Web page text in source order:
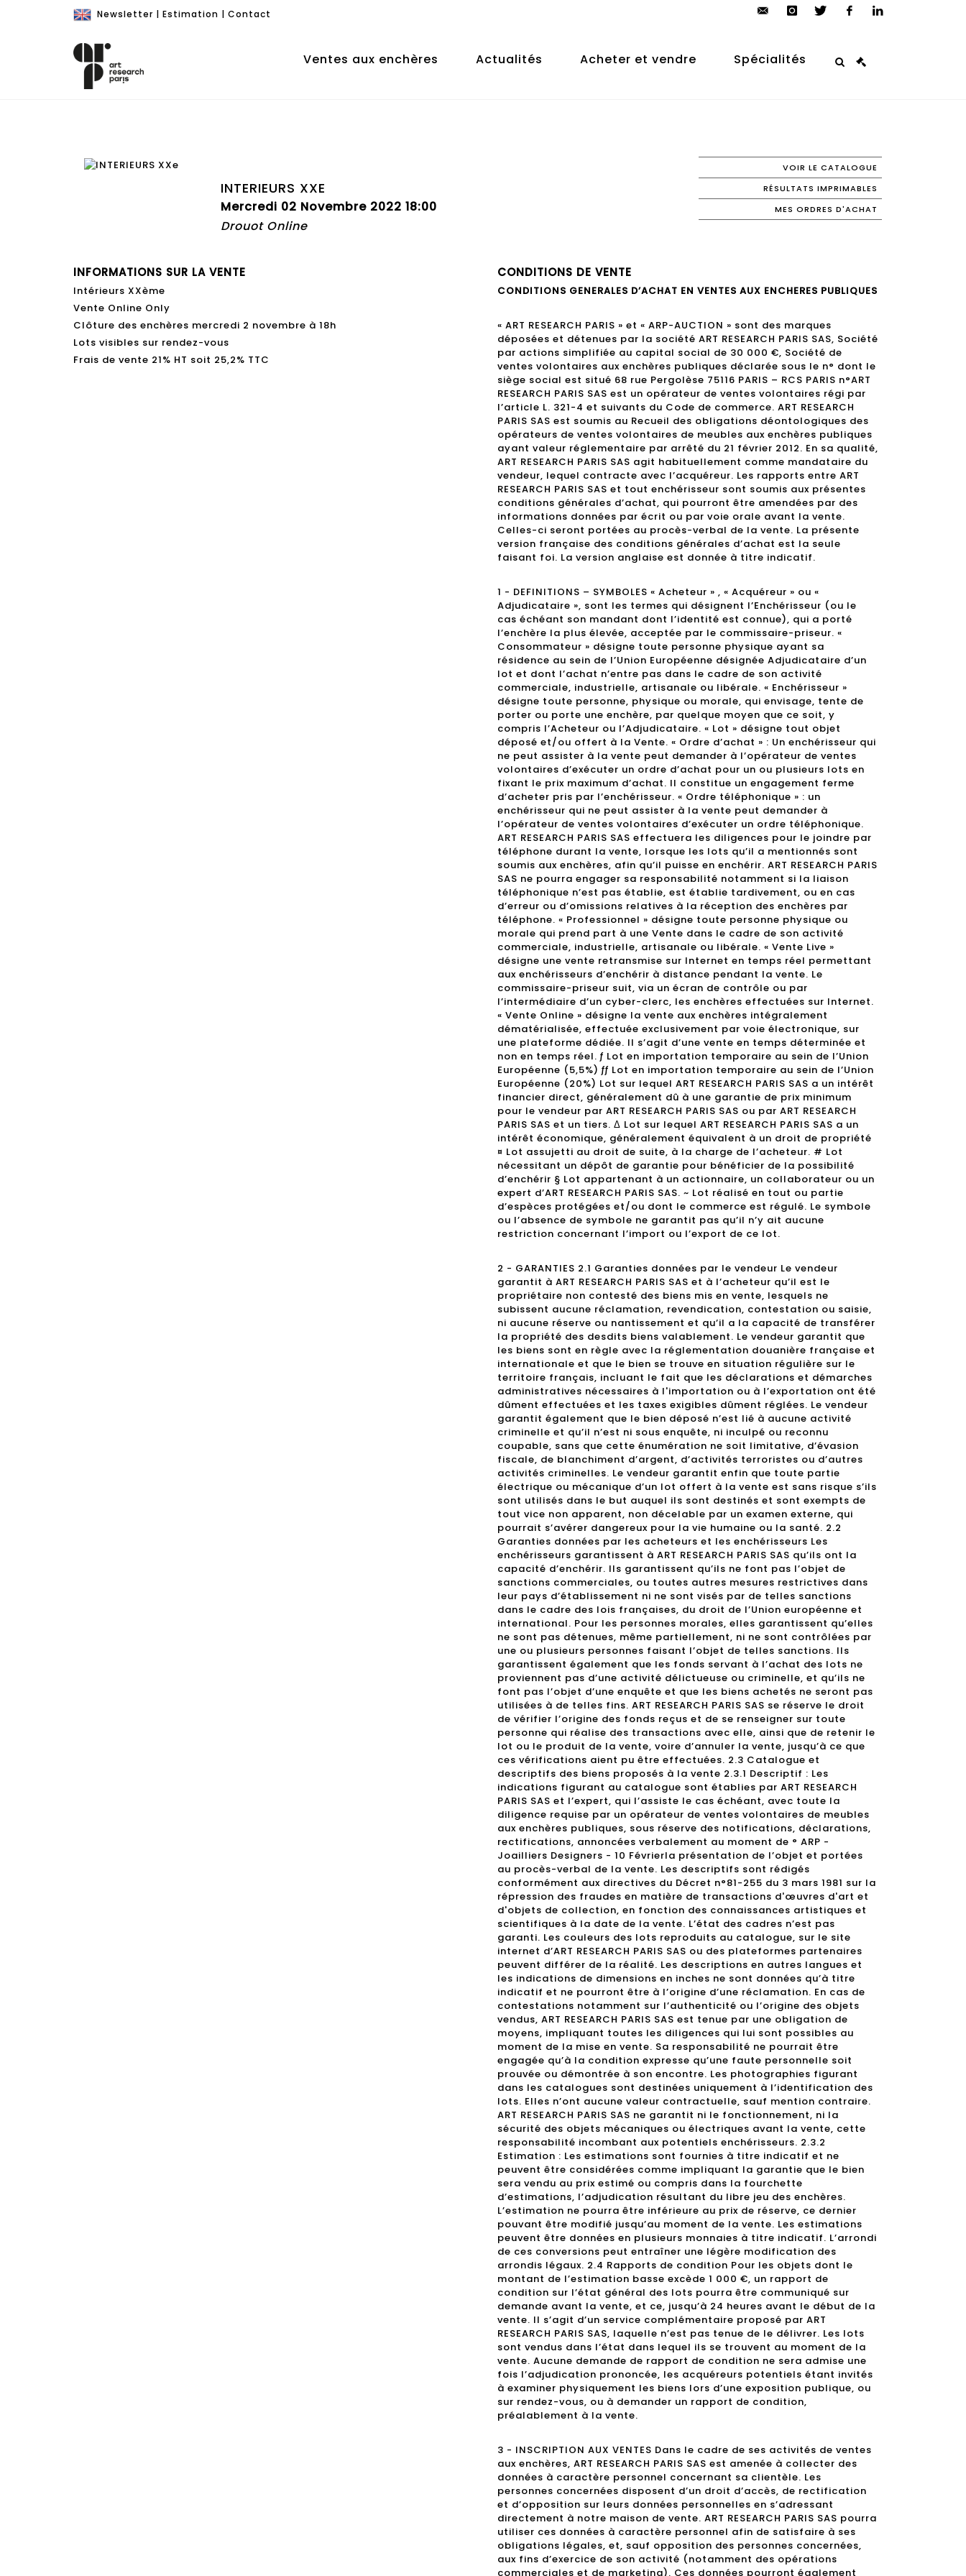
Newsletter | Estimation | Contact
auction.com
Ventes aux enchères Actualités Acheter et vendre Spécialités
INTERIEURS XXE
Mercredi 02 Novembre 2022 18:00
Drouot Online
VOIR LE CATALOGUE
RÉSULTATS IMPRIMABLES
MES ORDRES D'ACHAT
INFORMATIONS SUR LA VENTE
Intérieurs XXème
Vente Online Only
Clôture des enchères mercredi 2 novembre à 18h
Lots visibles sur rendez-vous
Frais de vente 21% HT soit 25,2% TTC
CONDITIONS DE VENTE
CONDITIONS GENERALES D’ACHAT EN VENTES AUX ENCHERES PUBLIQUES
« ART RESEARCH PARIS » et « ARP-AUCTION » sont des marques
déposées et détenues par la société ART RESEARCH PARIS SAS, Société
par actions simplifiée au capital social de 30 000 €, Société de
ventes volontaires aux enchères publiques déclarée sous le n° dont le
siège social est situé 68 rue Pergolèse 75116 PARIS – RCS PARIS n°ART
RESEARCH PARIS SAS est un opérateur de ventes volontaires régi par
l’article L. 321-4 et suivants du Code de commerce. ART RESEARCH
PARIS SAS est soumis au Recueil des obligations déontologiques des
opérateurs de ventes volontaires de meubles aux enchères publiques
ayant valeur réglementaire par arrêté du 21 février 2012. En sa qualité,
ART RESEARCH PARIS SAS agit habituellement comme mandataire du
vendeur, lequel contracte avec l’acquéreur. Les rapports entre ART
RESEARCH PARIS SAS et tout enchérisseur sont soumis aux présentes
conditions générales d’achat, qui pourront être amendées par des
informations données par écrit ou par voie orale avant la vente.
Celles-ci seront portées au procès-verbal de la vente. La présente
version française des conditions générales d’achat est la seule
faisant foi. La version anglaise est donnée à titre indicatif.
1 - DEFINITIONS – SYMBOLES « Acheteur » , « Acquéreur » ou «
Adjudicataire », sont les termes qui désignent l’Enchérisseur (ou le
cas échéant son mandant dont l’identité est connue), qui a porté
l’enchère la plus élevée, acceptée par le commissaire-priseur. «
Consommateur » désigne toute personne physique ayant sa
résidence au sein de l’Union Européenne désignée Adjudicataire d’un
lot et dont l’achat n’entre pas dans le cadre de son activité
commerciale, industrielle, artisanale ou libérale. « Enchérisseur »
désigne toute personne, physique ou morale, qui envisage, tente de
porter ou porte une enchère, par quelque moyen que ce soit, y
compris l’Acheteur ou l’Adjudicataire. « Lot » désigne tout objet
déposé et/ou offert à la Vente. « Ordre d’achat » : Un enchérisseur qui
ne peut assister à la vente peut demander à l’opérateur de ventes
volontaires d’exécuter un ordre d’achat pour un ou plusieurs lots en
fixant le prix maximum d’achat. Il constitue un engagement ferme
d’acheter pris par l’enchérisseur. « Ordre téléphonique » : un
enchérisseur qui ne peut assister à la vente peut demander à
l’opérateur de ventes volontaires d’exécuter un ordre téléphonique.
ART RESEARCH PARIS SAS effectuera les diligences pour le joindre par
téléphone durant la vente, lorsque les lots qu’il a mentionnés sont
soumis aux enchères, afin qu’il puisse en enchérir. ART RESEARCH PARIS
SAS ne pourra engager sa responsabilité notamment si la liaison
téléphonique n’est pas établie, est établie tardivement, ou en cas
d’erreur ou d’omissions relatives à la réception des enchères par
téléphone. « Professionnel » désigne toute personne physique ou
morale qui prend part à une Vente dans le cadre de son activité
commerciale, industrielle, artisanale ou libérale. « Vente Live »
désigne une vente retransmise sur Internet en temps réel permettant
aux enchérisseurs d’enchérir à distance pendant la vente. Le
commissaire-priseur suit, via un écran de contrôle ou par
l’intermédiaire d’un cyber-clerc, les enchères effectuées sur Internet.
« Vente Online » désigne la vente aux enchères intégralement
dématérialisée, effectuée exclusivement par voie électronique, sur
une plateforme dédiée. Il s’agit d’une vente en temps déterminée et
non en temps réel. ƒ Lot en importation temporaire au sein de l’Union
Européenne (5,5%) ƒƒ Lot en importation temporaire au sein de l’Union
Européenne (20%) Lot sur lequel ART RESEARCH PARIS SAS a un intérêt
financier direct, généralement dû à une garantie de prix minimum
pour le vendeur par ART RESEARCH PARIS SAS ou par ART RESEARCH
PARIS SAS et un tiers. Δ Lot sur lequel ART RESEARCH PARIS SAS a un
intérêt économique, généralement équivalent à un droit de propriété
¤ Lot assujetti au droit de suite, à la charge de l’acheteur. # Lot
nécessitant un dépôt de garantie pour bénéficier de la possibilité
d’enchérir § Lot appartenant à un actionnaire, un collaborateur ou un
expert d’ART RESEARCH PARIS SAS. ~ Lot réalisé en tout ou partie
d’espèces protégées et/ou dont le commerce est régulé. Le symbole
ou l’absence de symbole ne garantit pas qu’il n’y ait aucune
restriction concernant l’import ou l’export de ce lot.
2 - GARANTIES 2.1 Garanties données par le vendeur Le vendeur
garantit à ART RESEARCH PARIS SAS et à l’acheteur qu’il est le
propriétaire non contesté des biens mis en vente, lesquels ne
subissent aucune réclamation, revendication, contestation ou saisie,
ni aucune réserve ou nantissement et qu’il a la capacité de transférer
la propriété des desdits biens valablement. Le vendeur garantit que
les biens sont en règle avec la réglementation douanière française et
internationale et que le bien se trouve en situation régulière sur le
territoire français, incluant le fait que les déclarations et démarches
administratives nécessaires à l'importation ou à l’exportation ont été
dûment effectuées et les taxes exigibles dûment réglées. Le vendeur
garantit également que le bien déposé n’est lié à aucune activité
criminelle et qu’il n’est ni sous enquête, ni inculpé ou reconnu
coupable, sans que cette énumération ne soit limitative, d’évasion
fiscale, de blanchiment d’argent, d’activités terroristes ou d’autres
activités criminelles. Le vendeur garantit enfin que toute partie
électrique ou mécanique d’un lot offert à la vente est sans risque s’ils
sont utilisés dans le but auquel ils sont destinés et sont exempts de
tout vice non apparent, non décelable par un examen externe, qui
pourrait s’avérer dangereux pour la vie humaine ou la santé. 2.2
Garanties données par les acheteurs et les enchérisseurs Les
enchérisseurs garantissent à ART RESEARCH PARIS SAS qu’ils ont la
capacité d’enchérir. Ils garantissent qu’ils ne font pas l’objet de
sanctions commerciales, ou toutes autres mesures restrictives dans
leur pays d’établissement ni ne sont visés par de telles sanctions
dans le cadre des lois françaises, du droit de l’Union européenne et
international. Pour les personnes morales, elles garantissent qu’elles
ne sont pas détenues, même partiellement, ni ne sont contrôlées par
une ou plusieurs personnes faisant l’objet de telles sanctions. Ils
garantissent également que les fonds servant à l’achat des lots ne
proviennent pas d’une activité délictueuse ou criminelle, et qu’ils ne
font pas l’objet d’une enquête et que les biens achetés ne seront pas
utilisées à de telles fins. ART RESEARCH PARIS SAS se réserve le droit
de vérifier l’origine des fonds reçus et de se renseigner sur toute
personne qui réalise des transactions avec elle, ainsi que de retenir le
lot ou le produit de la vente, voire d’annuler la vente, jusqu’à ce que
ces vérifications aient pu être effectuées. 2.3 Catalogue et
descriptifs des biens proposés à la vente 2.3.1 Descriptif : Les
indications figurant au catalogue sont établies par ART RESEARCH
PARIS SAS et l’expert, qui l’assiste le cas échéant, avec toute la
diligence requise par un opérateur de ventes volontaires de meubles
aux enchères publiques, sous réserve des notifications, déclarations,
rectifications, annoncées verbalement au moment de ° ARP -
Joailliers Designers - 10 Févrierla présentation de l’objet et portées
au procès-verbal de la vente. Les descriptifs sont rédigés
conformément aux directives du Décret n°81-255 du 3 mars 1981 sur la
répression des fraudes en matière de transactions d'œuvres d'art et
d'objets de collection, en fonction des connaissances artistiques et
scientifiques à la date de la vente. L’état des cadres n’est pas
garanti. Les couleurs des lots reproduits au catalogue, sur le site
internet d’ART RESEARCH PARIS SAS ou des plateformes partenaires
peuvent différer de la réalité. Les descriptions en autres langues et
les indications de dimensions en inches ne sont données qu’à titre
indicatif et ne pourront être à l’origine d’une réclamation. En cas de
contestations notamment sur l’authenticité ou l’origine des objets
vendus, ART RESEARCH PARIS SAS est tenue par une obligation de
moyens, impliquant toutes les diligences qui lui sont possibles au
moment de la mise en vente. Sa responsabilité ne pourrait être
engagée qu’à la condition expresse qu’une faute personnelle soit
prouvée ou démontrée à son encontre. Les photographies figurant
dans les catalogues sont destinées uniquement à l’identification des
lots. Elles n’ont aucune valeur contractuelle, sauf mention contraire.
ART RESEARCH PARIS SAS ne garantit ni le fonctionnement, ni la
sécurité des objets mécaniques ou électriques avant la vente, cette
responsabilité incombant aux potentiels enchérisseurs. 2.3.2
Estimation : Les estimations sont fournies à titre indicatif et ne
peuvent être considérées comme impliquant la garantie que le bien
sera vendu au prix estimé ou compris dans la fourchette
d’estimations, l’adjudication résultant du libre jeu des enchères.
L’estimation ne pourra être inférieure au prix de réserve, ce dernier
pouvant être modifié jusqu’au moment de la vente. Les estimations
peuvent être données en plusieurs monnaies à titre indicatif. L’arrondi
de ces conversions peut entraîner une légère modification des
arrondis légaux. 2.4 Rapports de condition Pour les objets dont le
montant de l’estimation basse excède 1 000 €, un rapport de
condition sur l’état général des lots pourra être communiqué sur
demande avant la vente, et ce, jusqu’à 24 heures avant le début de la
vente. Il s’agit d’un service complémentaire proposé par ART
RESEARCH PARIS SAS, laquelle n’est pas tenue de le délivrer. Les lots
sont vendus dans l’état dans lequel ils se trouvent au moment de la
vente. Aucune demande de rapport de condition ne sera admise une
fois l’adjudication prononcée, les acquéreurs potentiels étant invités
à examiner physiquement les biens lors d’une exposition publique, ou
sur rendez-vous, ou à demander un rapport de condition,
préalablement à la vente.
3 - INSCRIPTION AUX VENTES Dans le cadre de ses activités de ventes
aux enchères, ART RESEARCH PARIS SAS est amenée à collecter des
données à caractère personnel concernant sa clientèle. Les
personnes concernées disposent d’un droit d’accès, de rectification
et d’opposition sur leurs données personnelles en s’adressant
directement à notre maison de vente. ART RESEARCH PARIS SAS pourra
utiliser ces données à caractère personnel afin de satisfaire à ses
obligations légales, et, sauf opposition des personnes concernées,
aux fins d’exercice de son activité (notamment des opérations
commerciales et de marketing). Ces données pourront également